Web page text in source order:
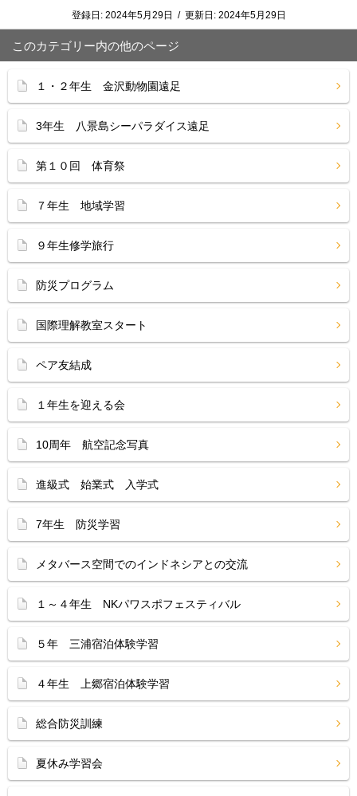
登録日: 2024年5月29日 / 更新日: 2024年5月29日
このカテゴリー内の他のページ
１・２年生 金沢動物園遠足
3年生 八景島シーパラダイス遠足
第１０回 体育祭
７年生 地域学習
９年生修学旅行
防災プログラム
国際理解教室スタート
ペア友結成
１年生を迎える会
10周年 航空記念写真
進級式 始業式 入学式
7年生 防災学習
メタバース空間でのインドネシアとの交流
１～４年生 NKパワスポフェスティバル
５年 三浦宿泊体験学習
４年生 上郷宿泊体験学習
総合防災訓練
夏休み学習会